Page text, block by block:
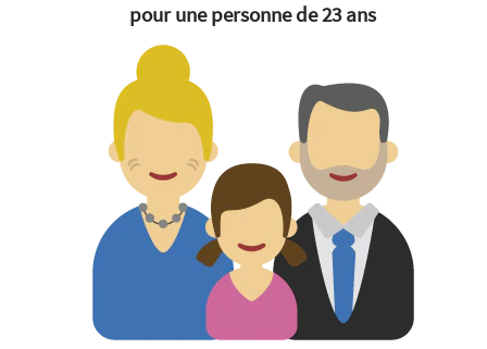
pour une personne de 23 ans